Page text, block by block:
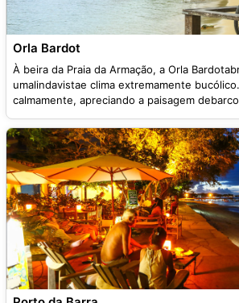
Orla Bardot
À beira da Praia da Armação, a Orla
umalindavistae clima extremamente
calmamente, apreciando a paisagem